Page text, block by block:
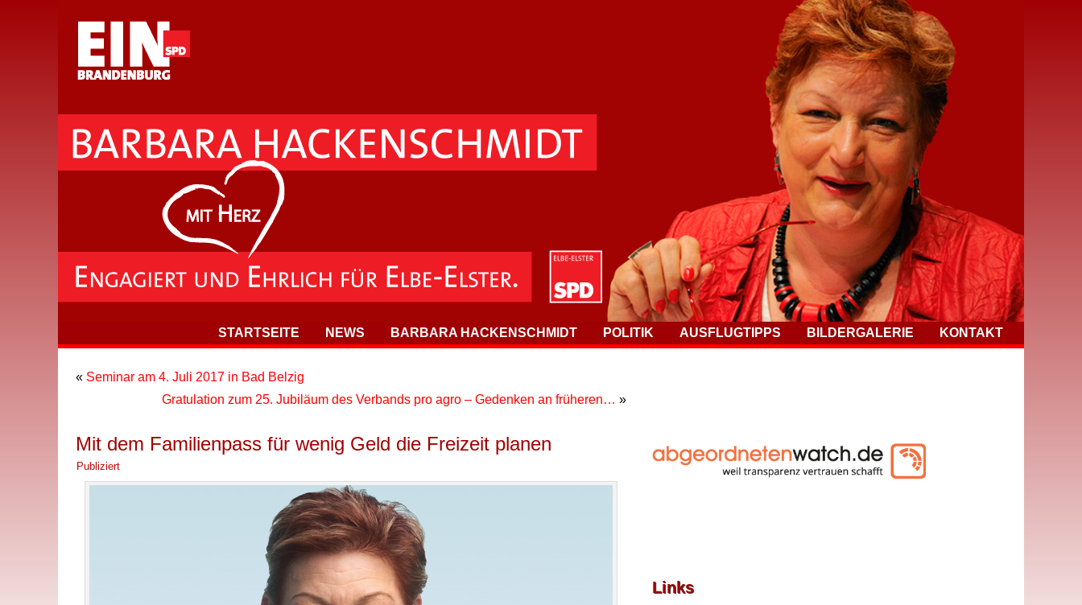
STARTSEITE NEWS BARBARA HACKENSCHMIDT POLITIK AUSFLUGTIPPS BILDERGALERIE KONTAKT
« Seminar am 4. Juli 2017 in Bad Belzig
Gratulation zum 25. Jubiläum des Verbands pro agro – Gedenken an früheren… »
Mit dem Familienpass für wenig Geld die Freizeit planen
Publiziert
Links